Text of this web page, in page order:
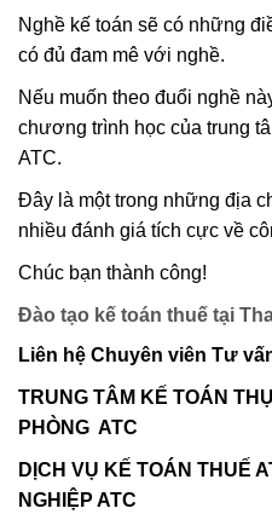
Nghề kế toán sẽ có những
có đủ đam mê với nghề.
Nếu muốn theo đuổi nghề
chương trình học của trung
ATC.
Đây là một trong những địa
nhiều đánh giá tích cực về
Chúc bạn thành công!
Đào tạo kế toán thuế tại
Liên hệ Chuyên viên Tư
TRUNG TÂM KẾ TOÁN
PHÒNG ATC
DỊCH VỤ KẾ TOÁN THUẾ
NGHIỆP ATC